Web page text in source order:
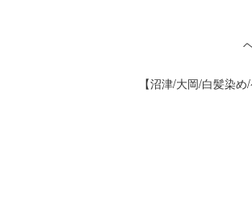
【沼津/大岡/白髪染